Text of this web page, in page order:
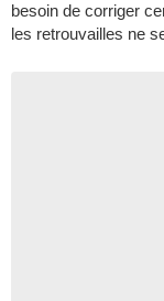
besoin de corriger
les retrouvailles ne